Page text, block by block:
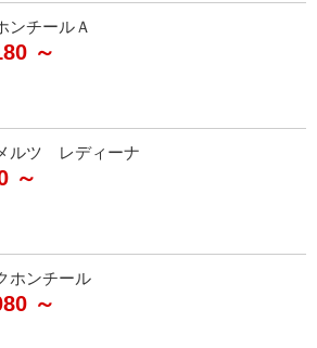
ンチールＡ
～
ルツ レディーナ
～
ホンチール
～